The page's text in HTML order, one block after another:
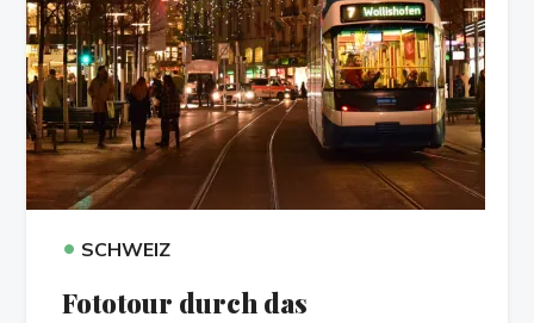
• SCHWEIZ
Fototour durch das